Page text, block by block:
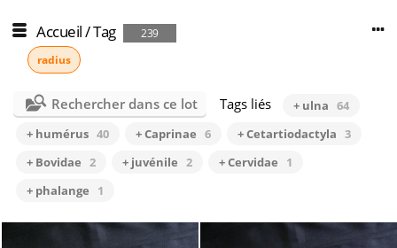
Accueil/Tag
239
radius
Rechercher dans ce lot Tags liés + ulna 64
+ humérus 40 + Caprinae 6 + Cetartiodactyla 3
+ Bovidae 2 + juvénile 2 + Cervidae
1
+ phalange
1